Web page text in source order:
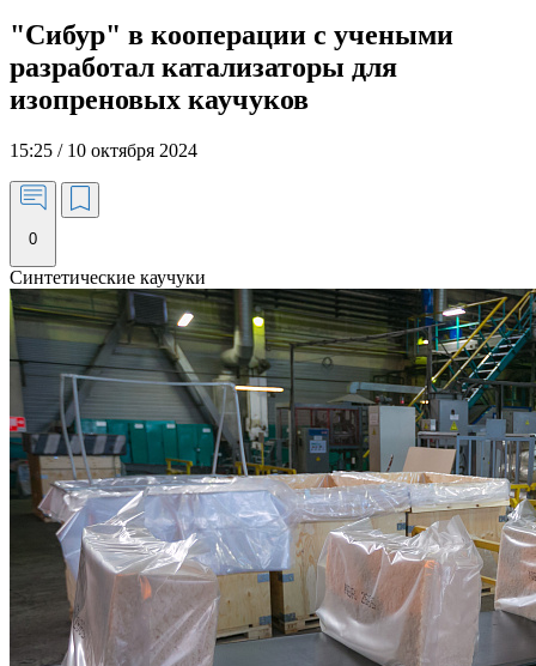
"Сибур" в кооперации с учеными
разработал катализаторы для
изопреновых каучуков
15:25 / 10 октября 2024
0